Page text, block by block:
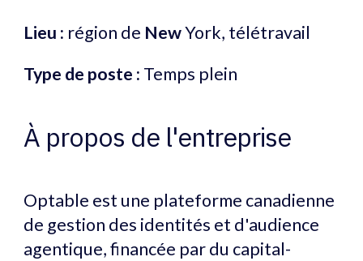
Lieu : région de NewYork, télétravail
Type de poste : Temps plein
À propos de l'entreprise
Optable est une plateforme canadienne
de gestion des identités et d'audience
agentique, financée par du capital-